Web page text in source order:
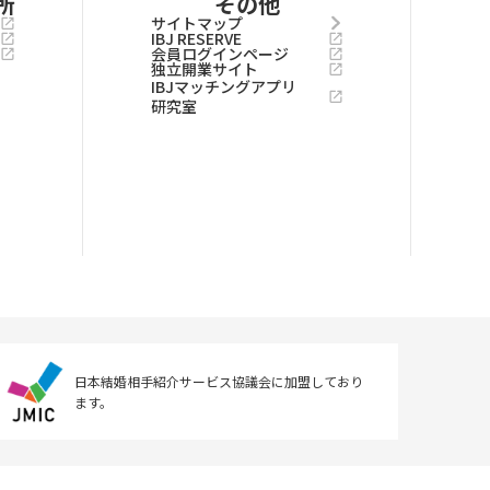
サイトマップ
IBJ RESERVE
会員ログインページ
独立開業サイト
IBJマッチングアプリ
研究室
日本結婚相手紹介サービス協議会に加盟しており
ます。